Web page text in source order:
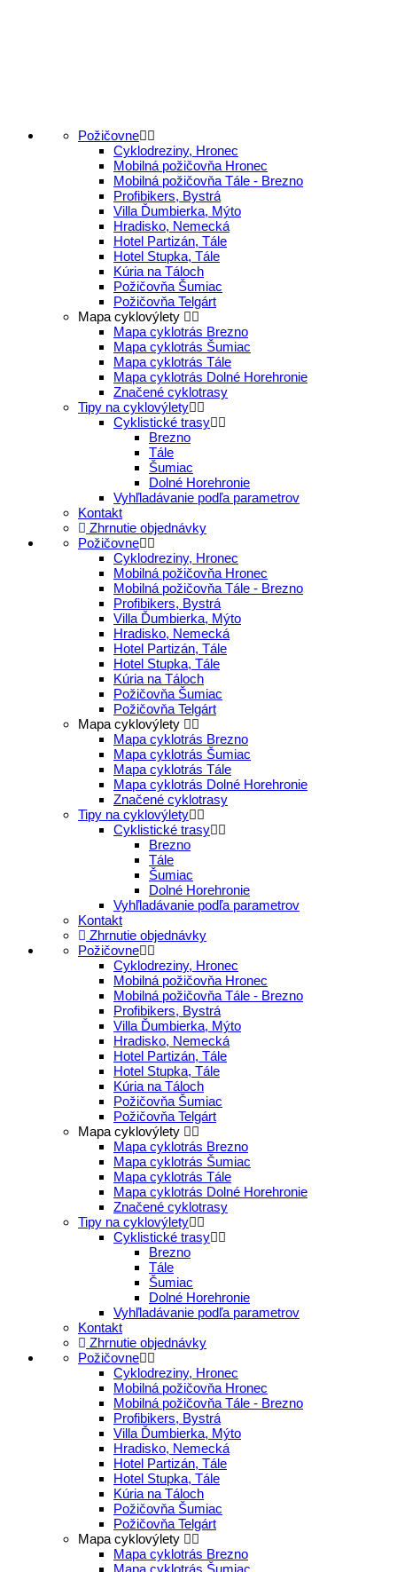
Požičovne
Cyklodreziny, Hronec
Mobilná požičovňa Hronec
Mobilná požičovňa Tále - Brezno
Profibikers, Bystrá
Villa Ďumbierka, Mýto
Hradisko, Nemecká
Hotel Partizán, Tále
Hotel Stupka, Tále
Kúria na Táloch
Požičovňa Šumiac
Požičovňa Telgárt
Mapa cyklovýlety
Mapa cyklotrás Brezno
Mapa cyklotrás Šumiac
Mapa cyklotrás Tále
Mapa cyklotrás Dolné Horehronie
Značené cyklotrasy
Tipy na cyklovýlety
Cyklistické trasy
Brezno
Tále
Šumiac
Dolné Horehronie
Vyhľladávanie podľa parametrov
Kontakt
Zhrnutie objednávky
Požičovne
Cyklodreziny, Hronec
Mobilná požičovňa Hronec
Mobilná požičovňa Tále - Brezno
Profibikers, Bystrá
Villa Ďumbierka, Mýto
Hradisko, Nemecká
Hotel Partizán, Tále
Hotel Stupka, Tále
Kúria na Táloch
Požičovňa Šumiac
Požičovňa Telgárt
Mapa cyklovýlety
Mapa cyklotrás Brezno
Mapa cyklotrás Šumiac
Mapa cyklotrás Tále
Mapa cyklotrás Dolné Horehronie
Značené cyklotrasy
Tipy na cyklovýlety
Cyklistické trasy
Brezno
Tále
Šumiac
Dolné Horehronie
Vyhľladávanie podľa parametrov
Kontakt
Zhrnutie objednávky
Požičovne
Cyklodreziny, Hronec
Mobilná požičovňa Hronec
Mobilná požičovňa Tále - Brezno
Profibikers, Bystrá
Villa Ďumbierka, Mýto
Hradisko, Nemecká
Hotel Partizán, Tále
Hotel Stupka, Tále
Kúria na Táloch
Požičovňa Šumiac
Požičovňa Telgárt
Mapa cyklovýlety
Mapa cyklotrás Brezno
Mapa cyklotrás Šumiac
Mapa cyklotrás Tále
Mapa cyklotrás Dolné Horehronie
Značené cyklotrasy
Tipy na cyklovýlety
Cyklistické trasy
Brezno
Tále
Šumiac
Dolné Horehronie
Vyhľladávanie podľa parametrov
Kontakt
Zhrnutie objednávky
Požičovne
Cyklodreziny, Hronec
Mobilná požičovňa Hronec
Mobilná požičovňa Tále - Brezno
Profibikers, Bystrá
Villa Ďumbierka, Mýto
Hradisko, Nemecká
Hotel Partizán, Tále
Hotel Stupka, Tále
Kúria na Táloch
Požičovňa Šumiac
Požičovňa Telgárt
Mapa cyklovýlety
Mapa cyklotrás Brezno
Mapa cyklotrás Šumiac